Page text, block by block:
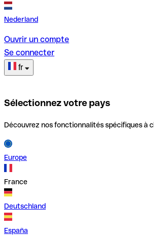
Nederland
Ouvrir un compte
Se connecter
fr
Sélectionnez votre pays
Découvrez nos fonctionnalités spécifiques à
Europe
France
Deutschland
España